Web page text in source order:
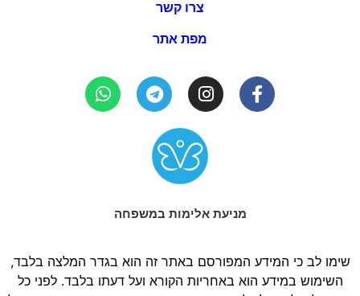
צרו קשר
מפת אתר
מניעת אלימות במשפחה
שימו לב כי המידע המפורסם באתר זה הוא בגדר המלצה בלבד,
השימוש במידע הוא באחריות הקורא ועל דעתו בלבד. לפני כל